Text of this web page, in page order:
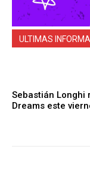
ULTIMAS
Sebastián Longhi
Dreams este